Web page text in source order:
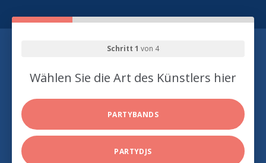
Schritt 1 von 4
Wählen Sie die Art des Künstlers hier
PARTYBANDS
PARTYDJS